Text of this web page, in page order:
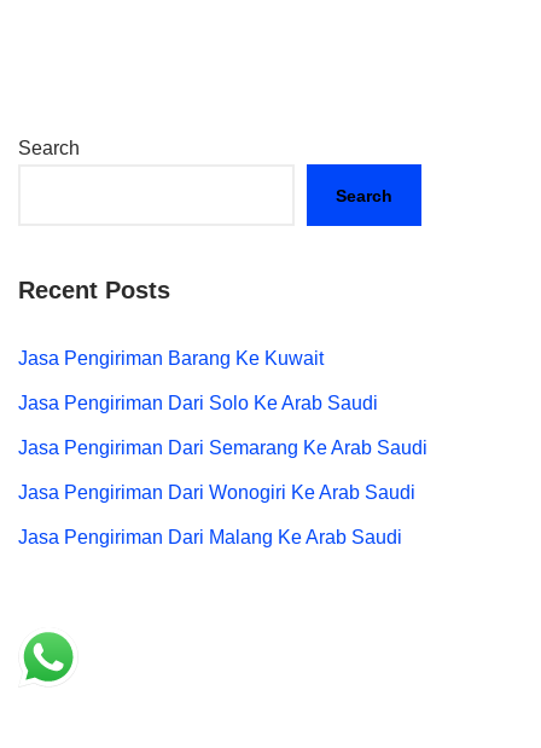
Search
Search
Recent Posts
Jasa Pengiriman Barang Ke Kuwait
Jasa Pengiriman Dari Solo Ke Arab Saudi
Jasa Pengiriman Dari Semarang Ke Arab Saudi
Jasa Pengiriman Dari Wonogiri Ke Arab Saudi
Jasa Pengiriman Dari Malang Ke Arab Saudi